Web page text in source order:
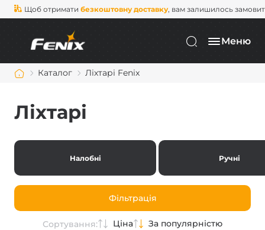
Щоб отримати безкоштовну доставку, вам залишилось
Меню
Каталог Ліхтарі Fenix
Ліхтарі
Налобні Ручні
Фільтрація
Сортування: Ціна
За популярністю